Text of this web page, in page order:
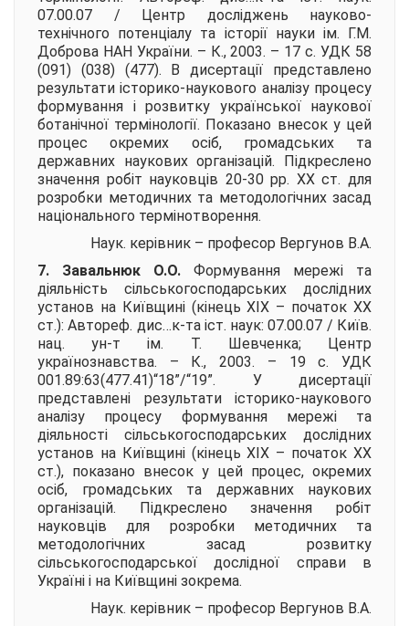
07.00.07 / Центр досліджень науково-
технічного потенціалу та історії науки ім. Г.М.
Доброва НАН України. – К., 2003. – 17 с. УДК 58
(091) (038) (477). В дисертації представлено
результати історико-наукового аналізу процесу
формування і розвитку української наукової
ботанічної термінології. Показано внесок у цей
процес окремих осіб, громадських та
державних наукових організацій. Підкреслено
значення робіт науковців 20-30 рр. ХХ ст. для
розробки методичних та методологічних засад
національного термінотворення.
Наук. керівник – професор Вергунов В.А.
7. Завальнюк О.О.
Формування мережі та
діяльність сільськогосподарських дослідних
установ на Київщині (кінець ХІХ – початок ХХ
ст.): Автореф. дис…к-та іст. наук: 07.00.07 / Київ.
нац. ун-т ім. Т. Шевченка; Центр
українознавства. – К., 2003. – 19 с. УДК
001.89:63(477.41)“18”/“19”. У дисертації
представлені результати історико-наукового
аналізу процесу формування мережі та
діяльності сільськогосподарських дослідних
установ на Київщині (кінець ХІХ – початок ХХ
ст.), показано внесок у цей процес, окремих
осіб, громадських та державних наукових
організацій. Підкреслено значення робіт
науковців для розробки методичних та
методологічних засад розвитку
сільськогосподарської дослідної справи в
Україні і на Київщині зокрема.
Наук. керівник – професор Вергунов В.А.